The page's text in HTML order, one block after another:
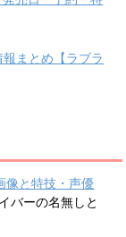
報まとめ【ラブラ
像と特技・声優
バーの名無しと